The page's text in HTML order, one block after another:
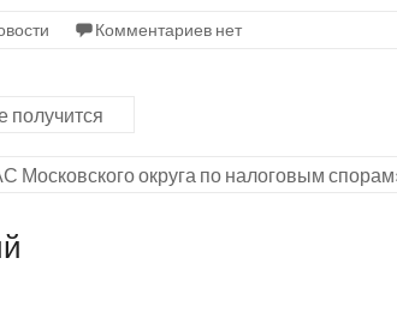
Комментариев нет
получится
округа по налоговым